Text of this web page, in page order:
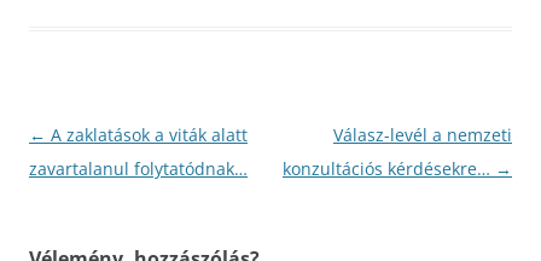
Bejegyzés
navigáció
← A zaklatások a viták alatt
zavartalanul folytatódnak…
Válasz-levél a nemzeti
konzultációs kérdésekre… →